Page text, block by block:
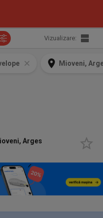
Vizualizare:
Mioveni,
Arges